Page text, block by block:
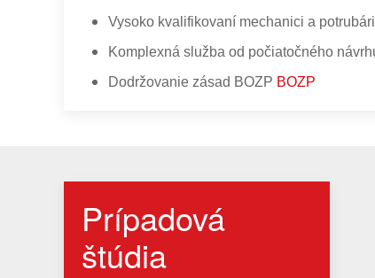
Vysoko kvalifikovaní mechanici a potrubári
Komplexná služba od počiatočného
Dodržovanie zásad BOZP BOZP
Prípadová
štúdia